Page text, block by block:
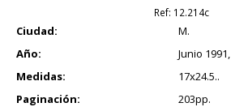
Ref: 12.214c
Ciudad:
M.
Año:
Junio 1991,
Medidas:
17x24.5..
Paginación:
203pp.